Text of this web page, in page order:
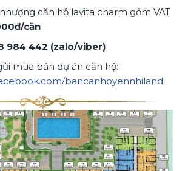
căn hộ lavita charm gồm VAT
căn
984 442 (zalo/viber)
mua bán dự án căn hộ:
bancanhoyennhiland